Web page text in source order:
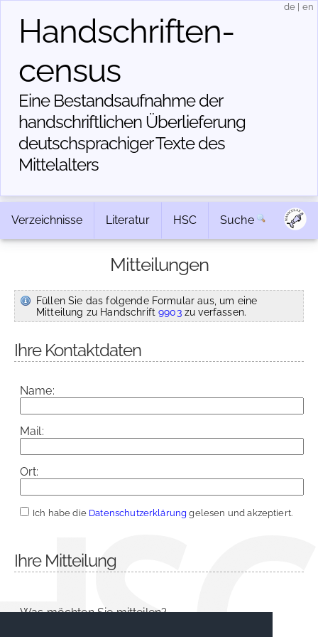
Handschriften­
census
Eine Bestandsaufnahme der
handschriftlichen Über­lieferung
deutschsprachiger Texte des
Mittelalters
de en
Verzeichnisse Literatur HSC Suche
Mitteilungen
Füllen Sie das folgende Formular aus, um eine
Mitteilung zu Handschrift9903zu verfassen.
Ihre Kontaktdaten
Name:
Mail:
Ort:
Ich habe die Datenschutzerklärung gelesen und akzeptiert.
Ihre Mitteilung
Was möchten Sie mitteilen?